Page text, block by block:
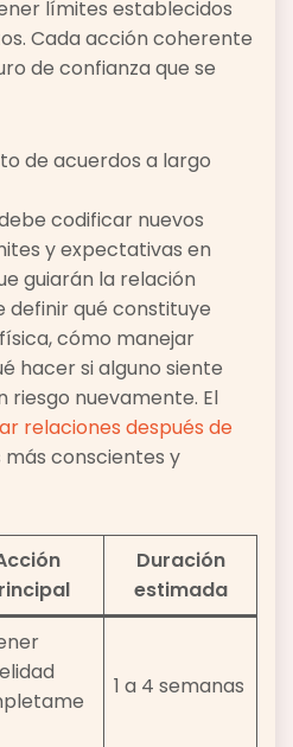
límites establecidos
Cada acción coherente
de confianza que se
de acuerdos a largo
codificar nuevos
y expectativas en
guiarán la relación
definir qué constituye
cómo manejar
hacer si alguno siente
riesgo nuevamente. El
relaciones después de
conscientes y
Duración
estimada
1 a 4 semanas